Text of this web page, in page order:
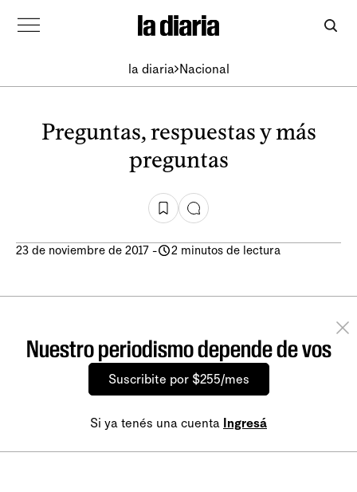
la diaria Nacional
Preguntas, respuestas y más
preguntas
23 de noviembre de 2017 - 2 minutos de lectura
Nuestro periodismo depende de vos
Suscribite por $255/mes
Si ya tenés una cuenta Ingresá